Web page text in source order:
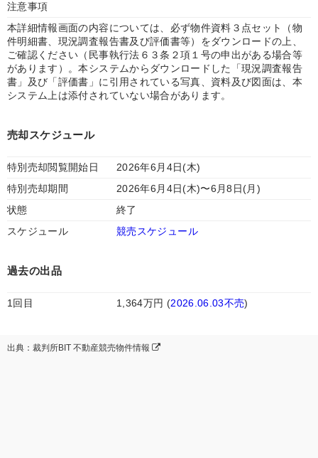
注意事項
本詳細情報画面の内容については、必ず物件資料３点セット（物
件明細書、現況調査報告書及び評価書等）をダウンロードの上、
ご確認ください（民事執行法６３条２項１号の申出がある場合等
があります）。本システムからダウンロードした「現況調査報告
書」及び「評価書」に引用されている写真、資料及び図面は、本
システム上は添付されていない場合があります。
売却スケジュール
特別売却閲覧開始日
2026年6月4日(木)
特別売却期間
2026年6月4日(木)〜6月8日(月)
状態
終了
スケジュール
競売スケジュール
過去の出品
1回目 1,364万円 (2026.06.03不売)
出典：裁判所BIT 不動産競売物件情報